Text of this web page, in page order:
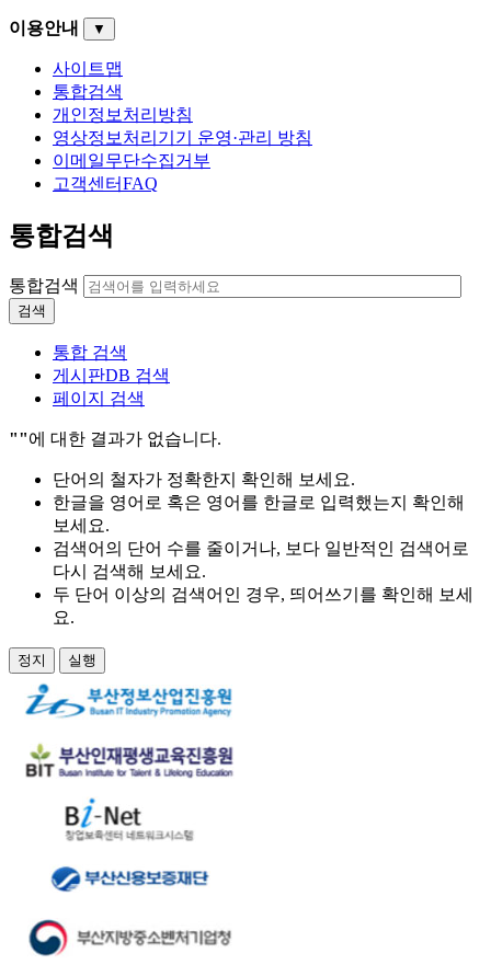
이용안내 ▼
사이트맵
통합검색
개인정보처리방침
영상정보처리기기 운영·관리 방침
이메일무단수집거부
고객센터FAQ
통합검색
통합검색
검색
통합 검색
게시판DB 검색
페이지 검색
""에 대한 결과가 없습니다.
단어의 철자가 정확한지 확인해 보세요.
한글을 영어로 혹은 영어를 한글로 입력했는지 확인해
보세요.
검색어의 단어 수를 줄이거나, 보다 일반적인 검색어로
다시 검색해 보세요.
두 단어 이상의 검색어인 경우, 띄어쓰기를 확인해 보세
요.
정지 실행